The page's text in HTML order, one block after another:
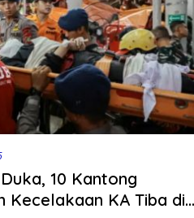
10 Kantong
Kecelakaan KA Tiba di